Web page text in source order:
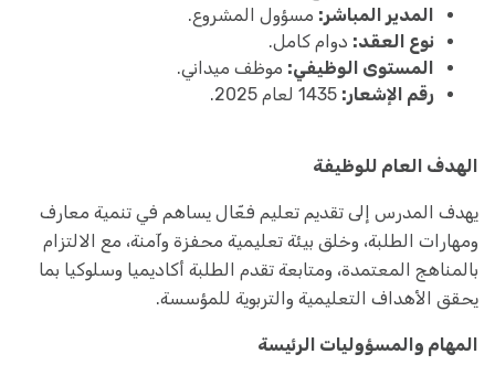
المدير المباشر: مسؤول المشروع.
نوع العقد: دوام كامل.
المستوى الوظيفي: موظف ميداني.
رقم الإشعار:
الهدف العام للوظيفة
يهدف المدرس إلى تقديم تعليم فعّال يساهم في تنمية معارف
ومهارات الطلبة، وخلق بيئة تعليمية محفزة وآمنة، مع الالتزام
بالمناهج المعتمدة، ومتابعة تقدم الطلبة أكاديميا وسلوكيا بما
يحقق الأهداف التعليمية والتربوية للمؤسسة.
المهام والمسؤوليات الرئيسة